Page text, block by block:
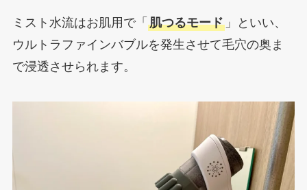
ミスト水流はお肌用で「 肌つるモード」といい、
ウルトラファインバブルを発生させて毛穴の奥ま
で浸透させられます。